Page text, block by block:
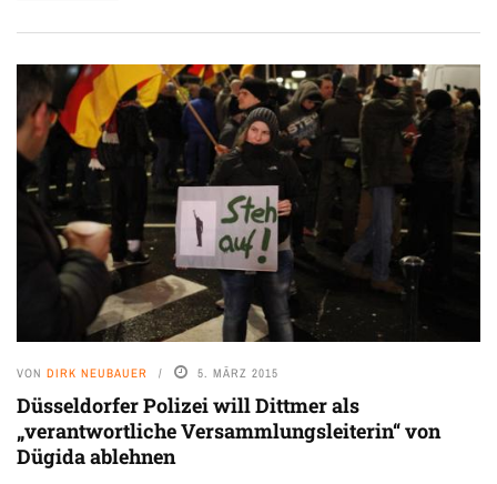
VON DIRK NEUBAUER 5. MÄRZ 2015
Düsseldorfer Polizei will Dittmer als
„verantwortliche Versammlungsleiterin“ von
Dügida ablehnen